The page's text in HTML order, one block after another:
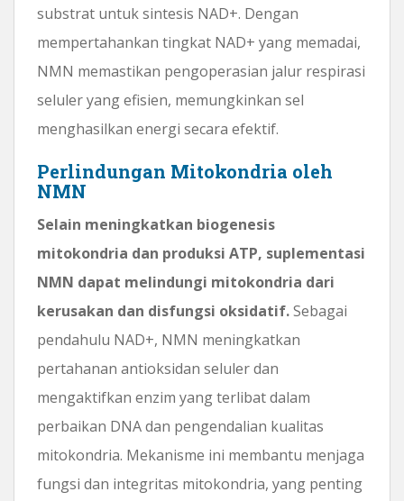
substrat untuk sintesis NAD+. Dengan
mempertahankan tingkat NAD+ yang memadai,
NMN memastikan pengoperasian jalur respirasi
seluler yang efisien, memungkinkan sel
menghasilkan energi secara efektif.
Perlindungan Mitokondria oleh
NMN
Selain meningkatkan biogenesis
mitokondria dan produksi ATP, suplementasi
NMN dapat melindungi mitokondria dari
kerusakan dan disfungsi oksidatif.Sebagai
pendahulu NAD+, NMN meningkatkan
pertahanan antioksidan seluler dan
mengaktifkan enzim yang terlibat dalam
perbaikan DNA dan pengendalian kualitas
mitokondria. Mekanisme ini membantu menjaga
fungsi dan integritas mitokondria, yang penting